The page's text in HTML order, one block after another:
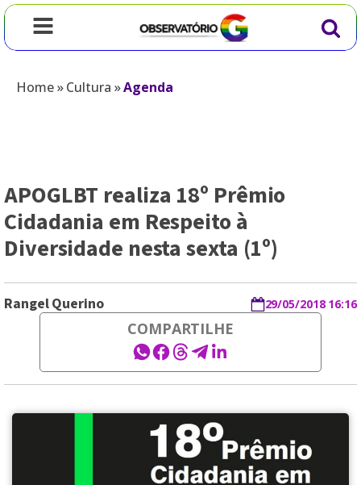
Home»Cultura »Agenda
APOGLBT realiza 18º Prêmio
Cidadania em Respeito à
Diversidade nesta sexta (1º)
Rangel Querino 29/05/2018 16:16
COMPARTILHE